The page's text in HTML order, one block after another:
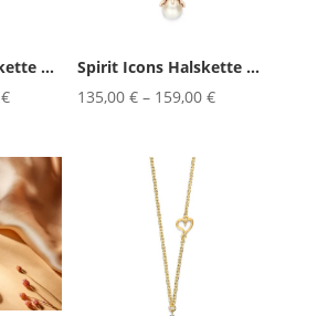
Spirit Icons Halskette ecilia 42...
€
Spirit Icons Halskette Emily 42/...
135,00€ – 159,00€